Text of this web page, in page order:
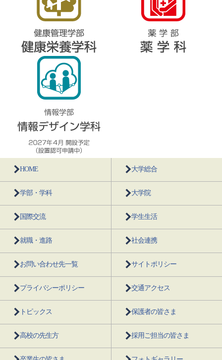
HOME 大学総合
学部・学科 大学院
国際交流 学生生活
就職・進路 社会連携
お問い合わせ先一覧 サイトポリシー
プライバシーポリシー 交通アクセス
トピックス 保護者の皆さま
高校の先生方 採用ご担当の皆さま